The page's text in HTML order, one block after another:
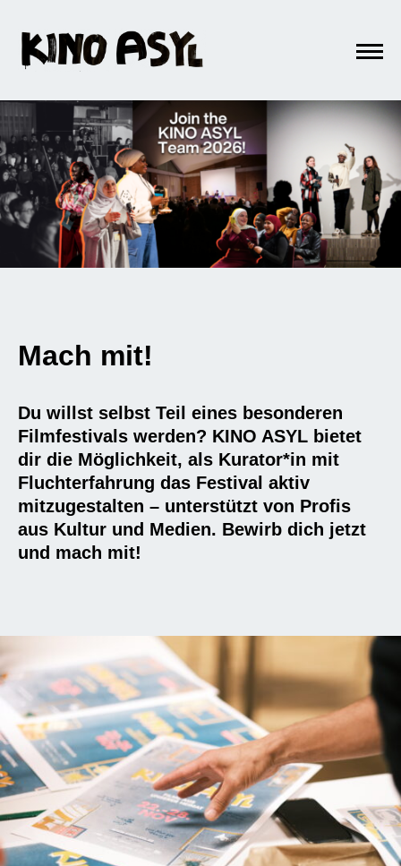
Mach mit!
Du willst selbst Teil eines besonderen
Filmfestivals werden? KINO ASYL bietet
dir die Möglichkeit, als Kurator*in mit
Fluchterfahrung das Festival aktiv
mitzugestalten – unterstützt von Profis
aus Kultur und Medien. Bewirb dich jetzt
und mach mit!